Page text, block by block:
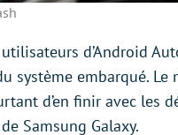
d’Android
système embarqué. Le
d’en finir avec les
Samsung Galaxy.